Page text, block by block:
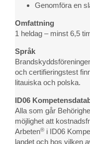
Genomföra en
Omfattning
1 heldag – minst 6,5
Språk
och certifieringstest
litauiska och polska.
ID06
Alla som går
möjlighet att
Arbeten® i ID06
landet och hos vilken